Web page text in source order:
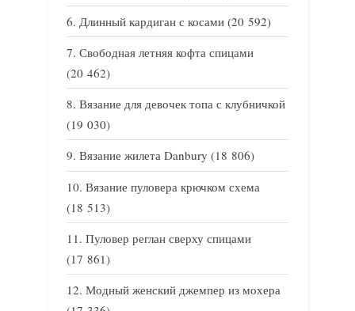
Длинный кардиган с косами (20 592)
Свободная летняя кофта спицами
(20 462)
Вязание для девочек топа с клубничкой
(19 030)
Вязание жилета Danbury (18 806)
Вязание пуловера крючком схема
(18 513)
Пуловер реглан сверху спицами
(17 861)
Модный женский джемпер из мохера